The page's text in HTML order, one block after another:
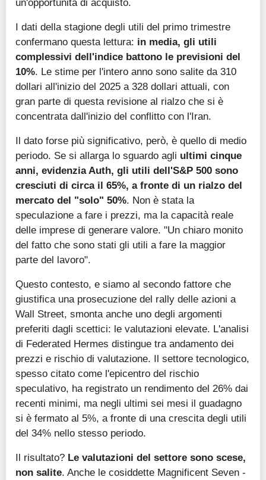
un'opportunità di acquisto.
I dati della stagione degli utili del primo trimestre
confermano questa lettura: in media, gli utili
complessivi dell'indice battono le previsioni del
10%. Le stime per l'intero anno sono salite da 310
dollari all'inizio del 2025 a 328 dollari attuali, con
gran parte di questa revisione al rialzo che si è
concentrata dall'inizio del conflitto con l'Iran.
Il dato forse più significativo, però, è quello di medio
periodo. Se si allarga lo sguardo agli ultimi cinque
anni, evidenzia Auth, gli utili dell'S&P 500 sono
cresciuti di circa il 65%, a fronte di un rialzo del
mercato del "solo" 50%. Non è stata la
speculazione a fare i prezzi, ma la capacità reale
delle imprese di generare valore. "Un chiaro monito
del fatto che sono stati gli utili a fare la maggior
parte del lavoro".
Questo contesto, e siamo al secondo fattore che
giustifica una prosecuzione del rally delle azioni a
Wall Street, smonta anche uno degli argomenti
preferiti dagli scettici: le valutazioni elevate. L'analisi
di Federated Hermes distingue tra andamento dei
prezzi e rischio di valutazione. Il settore tecnologico,
spesso citato come l'epicentro del rischio
speculativo, ha registrato un rendimento del 26% dai
recenti minimi, ma negli ultimi sei mesi il guadagno
si è fermato al 5%, a fronte di una crescita degli utili
del 34% nello stesso periodo.
Il risultato? Le valutazioni del settore sono scese,
non salite. Anche le cosiddette Magnificent Seven -